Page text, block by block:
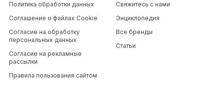
Политика обработки данных
Соглашение о файлах Cookie
Согласие на обработку
персональных данных
Согласие на рекламные
рассылки
Правила пользования сайтом
Свяжитесь с нами
Энциклопедия
Все бренды
Статьи